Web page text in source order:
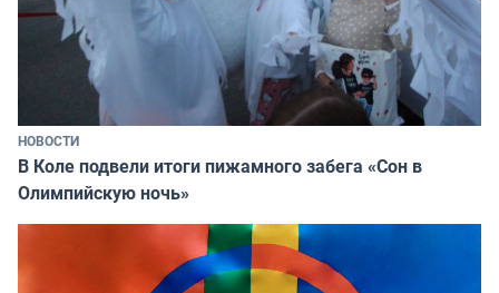
НОВОСТИ
В Коле подвели итоги пижамного забега «Сон в
Олимпийскую ночь»